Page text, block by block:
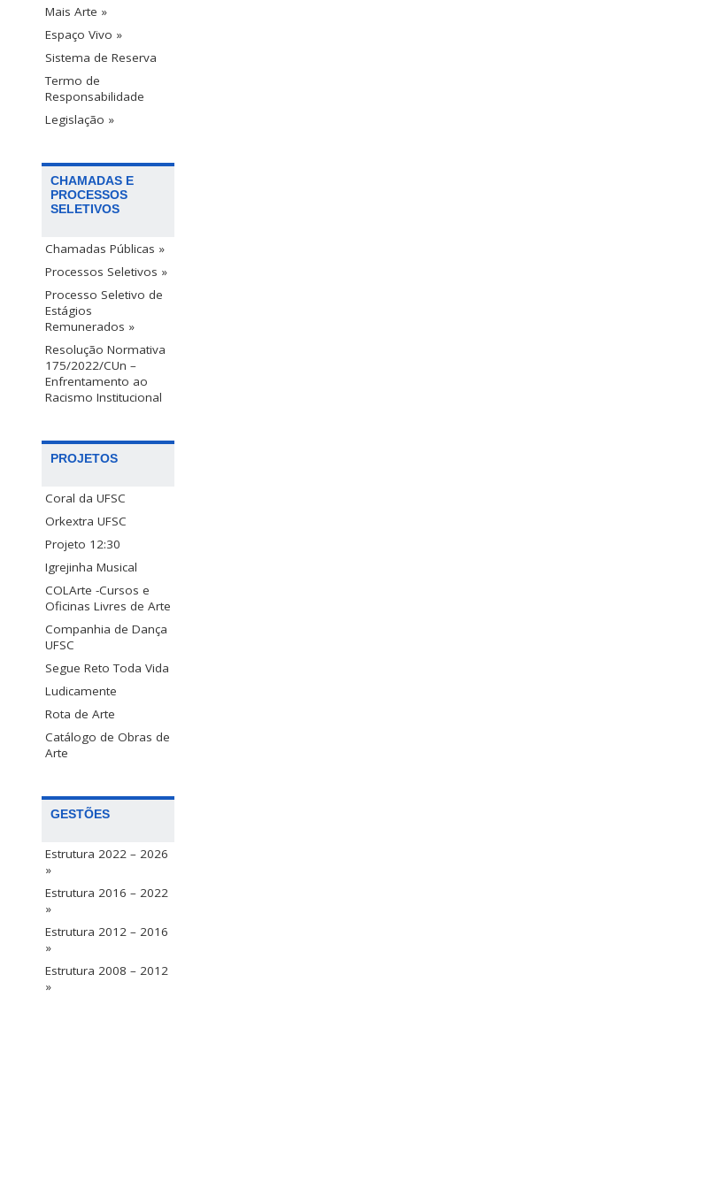
Mais Arte »
Espaço Vivo »
Sistema de Reserva
Termo de
Responsabilidade
Legislação »
CHAMADAS E
PROCESSOS
SELETIVOS
Chamadas Públicas »
Processos Seletivos »
Processo Seletivo de
Estágios
Remunerados »
Resolução Normativa
175/2022/CUn –
Enfrentamento ao
Racismo Institucional
PROJETOS
Coral da UFSC
Orkextra UFSC
Projeto 12:30
Igrejinha Musical
COLArte -Cursos e
Oficinas Livres de Arte
Companhia de Dança
UFSC
Segue Reto Toda Vida
Ludicamente
Rota de Arte
Catálogo de Obras de
Arte
GESTÕES
Estrutura 2022 – 2026
»
Estrutura 2016 – 2022
»
Estrutura 2012 – 2016
»
Estrutura 2008 – 2012
»